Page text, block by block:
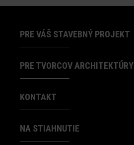
PRE VÁŠ STAVEBNÝ PROJEKT
PRE TVORCOV ARCHITEKTÚRY
KONTAKT
NA STIAHNUTIE